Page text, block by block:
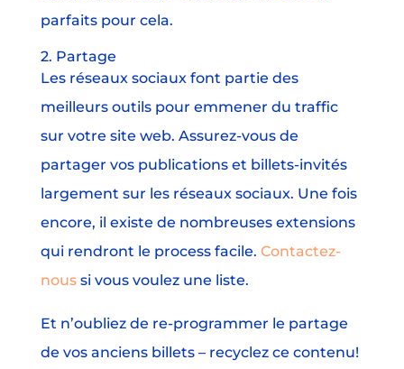
parfaits pour cela.
2. Partage
Les réseaux sociaux font partie des
meilleurs outils pour emmener du traffic
sur votre site web. Assurez-vous de
partager vos publications et billets-invités
largement sur les réseaux sociaux. Une fois
encore, il existe de nombreuses extensions
qui rendront le process facile. Contactez-
noussi vous voulez une liste.
Et n’oubliez de re-programmer le partage
de vos anciens billets – recyclez ce contenu!